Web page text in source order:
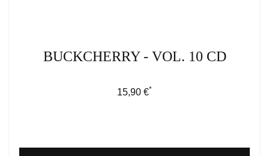
BUCKCHERRY - VOL. 10 CD
Regulärer Preis:
15,90 €*